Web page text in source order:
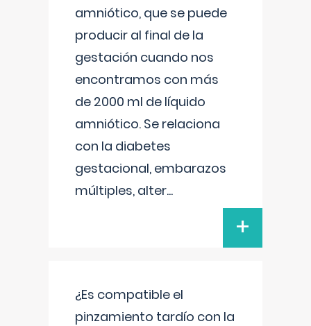
amniótico, que se puede
producir al final de la
gestación cuando nos
encontramos con más
de 2000 ml de líquido
amniótico. Se relaciona
con la diabetes
gestacional, embarazos
múltiples, alter...
+
¿Es compatible el
pinzamiento tardío con la